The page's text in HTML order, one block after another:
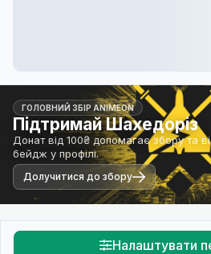
ГОЛОВНИЙ ЗБІР ANIMEON
Підтримай Шахедоріз
Донат від 100₴ допомагає збору та
бейдж у профілі.
Долучитися до збору
Налаштувати